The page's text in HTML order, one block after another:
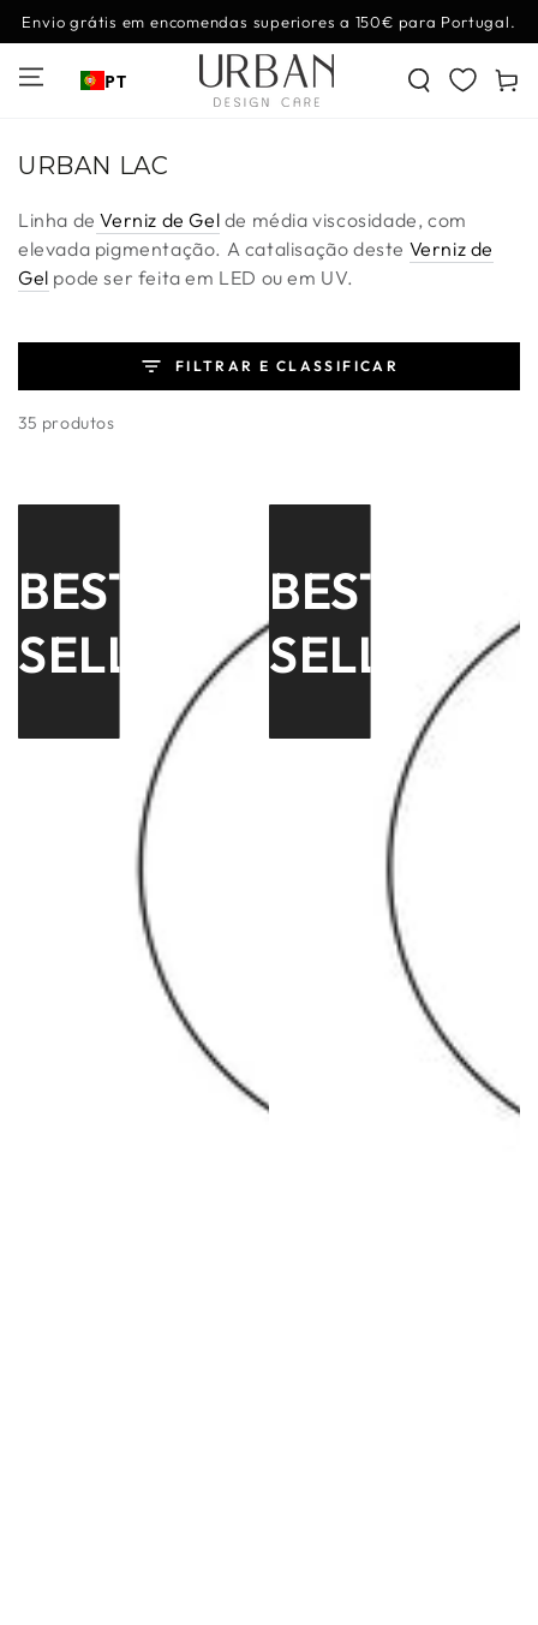
IR PARA O
CONTEÚDO
Envio grátis em encomendas superiores a 150€ para Portugal.
PT
Coleção:
URBAN LAC
Linha de Verniz de Gel de média viscosidade, com
elevada pigmentação. A catalisação deste Verniz de
Gel pode ser feita em LED ou em UV.
FILTRAR E CLASSIFICAR
35 produtos
BEST
SELLER
BEST
SELLER